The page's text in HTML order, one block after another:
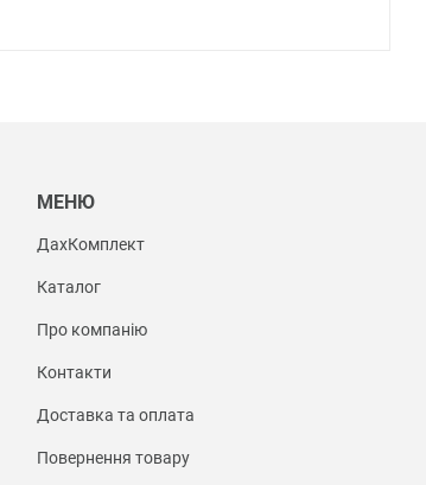
МЕНЮ
ДахКомплект
Каталог
Про компанію
Контакти
Доставка та оплата
Повернення товару